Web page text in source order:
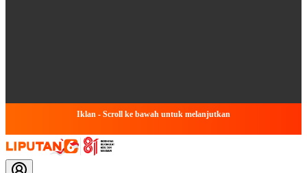
Iklan - Scroll ke bawah untuk melanjutkan